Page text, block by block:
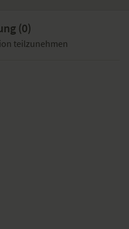
(0)
teilzunehmen